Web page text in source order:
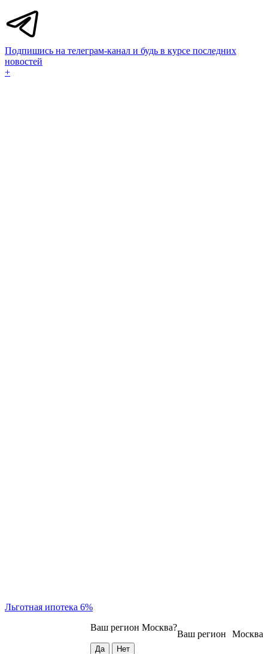
Подпишись на телеграм-канал и будь в курсе последних
новостей
+
Льготная ипотека 6%
Москва
Ваш регион
Ваш регион Москва?